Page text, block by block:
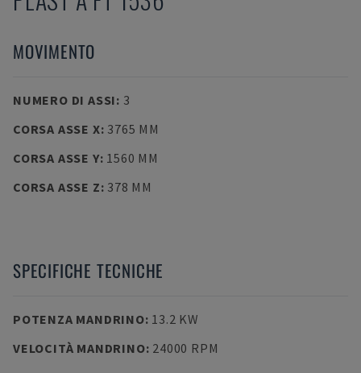
MOVIMENTO
NUMERO DI ASSI: 3
CORSA ASSE X: 3765 MM
CORSA ASSE Y: 1560 MM
CORSA ASSE Z: 378 MM
SPECIFICHE TECNICHE
POTENZA MANDRINO: 13.2 KW
VELOCITÀ MANDRINO: 24000 RPM